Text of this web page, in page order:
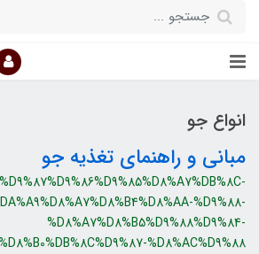
انواع جو
مبانی و راهنمای تغذیه جو
%D9%88-
%D8%A7%D8%B5%D9%88%D9%84-
%D8%AC%D9%88